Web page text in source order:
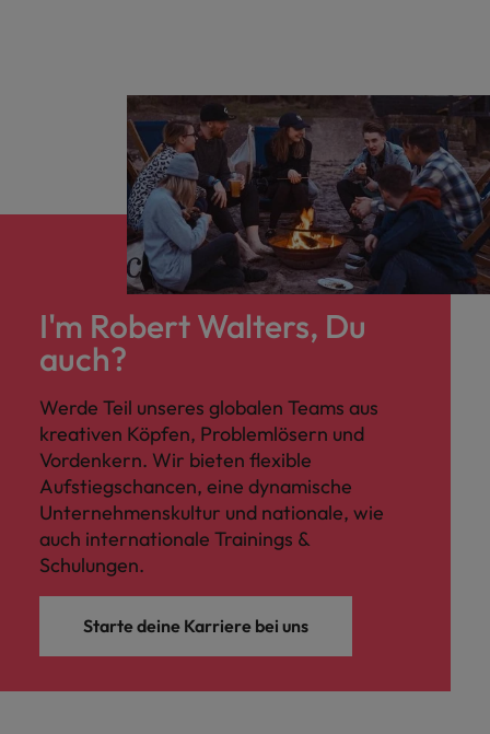
I'm Robert Walters, Du
auch?
Werde Teil unseres globalen Teams aus
kreativen Köpfen, Problemlösern und
Vordenkern. Wir bieten flexible
Aufstiegschancen, eine dynamische
Unternehmenskultur und nationale, wie
auch internationale Trainings &
Schulungen.
Starte deine Karriere bei uns